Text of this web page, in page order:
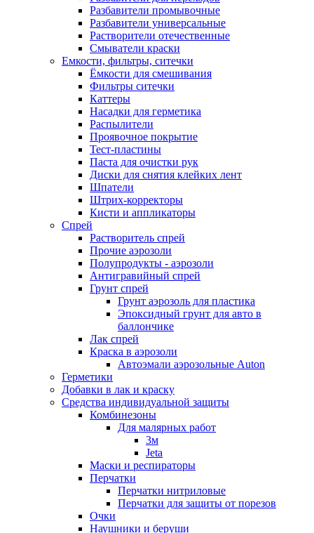
Разбавители промывочные
Разбавители универсальные
Растворители отечественные
Смыватели краски
Емкости, фильтры, ситечки
Ёмкости для смешивания
Фильтры ситечки
Каттеры
Насадки для герметика
Распылители
Проявочное покрытие
Тест-пластины
Паста для очистки рук
Диски для снятия клейких лент
Шпатели
Штрих-корректоры
Кисти и аппликаторы
Спрей
Растворитель спрей
Прочие аэрозоли
Полупродукты - аэрозоли
Антигравийный спрей
Грунт спрей
Грунт аэрозоль для пластика
Эпоксидный грунт для авто в
баллончике
Лак спрей
Краска в аэрозоли
Автоэмали аэрозольные Auton
Герметики
Добавки в лак и краску
Средства индивидуальной защиты
Комбинезоны
Для малярных работ
3м
Jeta
Маски и респираторы
Перчатки
Перчатки нитриловые
Перчатки для защиты от порезов
Очки
Наушники и беруши